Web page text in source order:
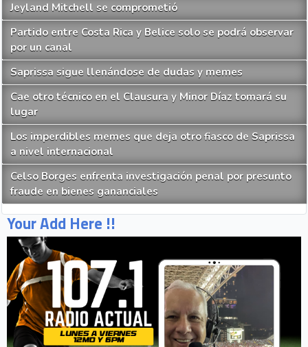
Jeyland Mitchell se comprometió
Partido entre Costa Rica y Belice solo se podrá observar
por un canal
Saprissa sigue llenándose de dudas y memes
Cae otro técnico en el Clausura y Minor Díaz tomará su
lugar
Los imperdibles memes que deja otro fiasco de Saprissa
a nivel internacional
Celso Borges enfrenta investigación penal por presunto
fraude en bienes gananciales
Your Add Here !!